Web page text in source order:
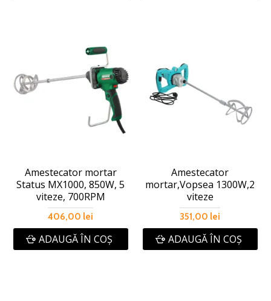
Amestecator mortar
Status MX1000, 850W, 5
viteze, 700RPM
406,00 lei
ADAUGĂ ÎN COŞ
Amestecator
mortar,Vopsea 1300W,2
viteze
351,00 lei
ADAUGĂ ÎN COŞ